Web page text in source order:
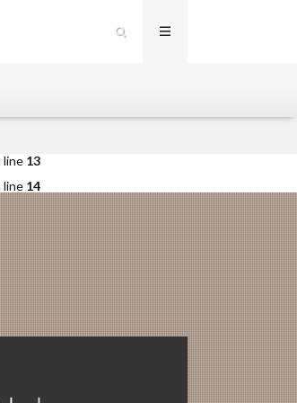
line 13
line 14